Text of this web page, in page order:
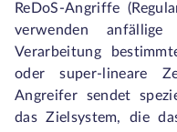
ReDoS-Angriffe
verwenden
Verarbeitung
oder super-lineare
Angreifer sendet
das Zielsystem, die